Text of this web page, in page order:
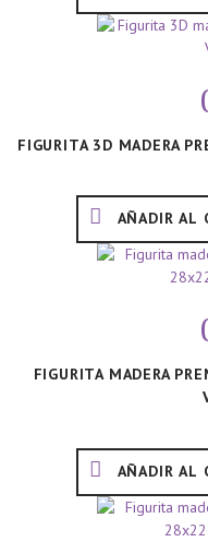
FIGURITA 3D MADERA
AÑADIR AL
FIGURITA MADERA
AÑADIR AL